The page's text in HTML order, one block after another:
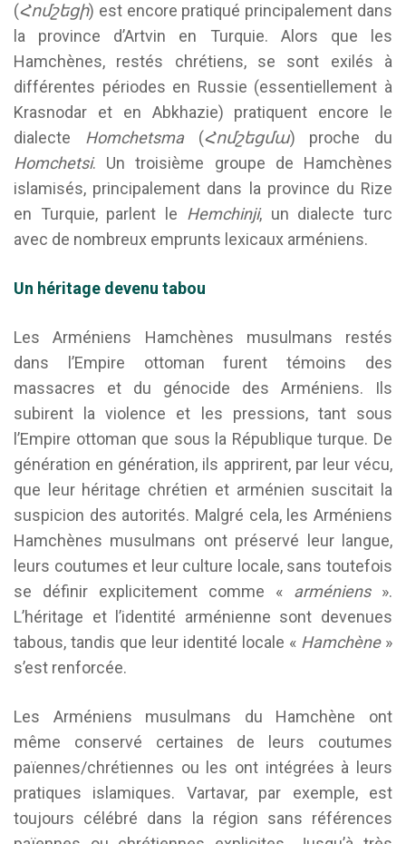
(Հոմշեցի) est encore pratiqué principalement dans
la province d’Artvin en Turquie. Alors que les
Hamchènes, restés chrétiens, se sont exilés à
différentes périodes en Russie (essentiellement à
Krasnodar et en Abkhazie) pratiquent encore le
dialecte
Homchetsma(Հոմշեցմա) proche du
Homchetsi. Un troisième groupe de Hamchènes
islamisés, principalement dans la province du Rize
en Turquie, parlent le
Hemchinji, un dialecte turc
avec de nombreux emprunts lexicaux arméniens.
Un héritage devenu tabou
Les Arméniens Hamchènes musulmans restés
dans l’Empire ottoman furent témoins des
massacres et du génocide des Arméniens. Ils
subirent la violence et les pressions, tant sous
l’Empire ottoman que sous la République turque. De
génération en génération, ils apprirent, par leur vécu,
que leur héritage chrétien et arménien suscitait la
suspicion des autorités. Malgré cela, les Arméniens
Hamchènes musulmans ont préservé leur langue,
leurs coutumes et leur culture locale, sans toutefois
se définir explicitement comme « arméniens».
L’héritage et l’identité arménienne sont devenues
tabous, tandis que leur identité locale « Hamchène»
s’est renforcée.
Les Arméniens musulmans du Hamchène ont
même conservé certaines de leurs coutumes
païennes/chrétiennes ou les ont intégrées à leurs
pratiques islamiques. Vartavar, par exemple, est
toujours célébré dans la région sans références